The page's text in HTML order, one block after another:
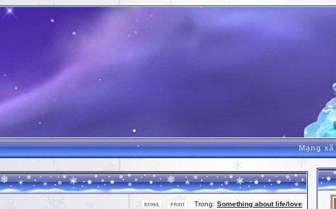
Mạng
Trong: Something about life/love